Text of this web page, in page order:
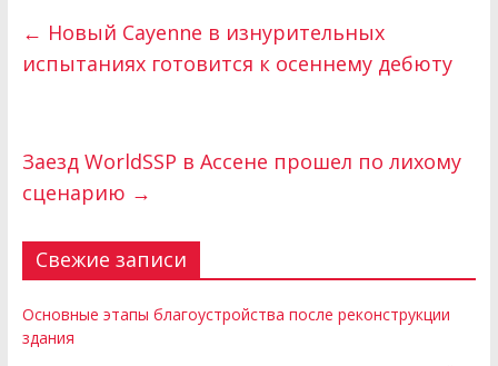
← Новый Cayenne в изнурительных
испытаниях готовится к осеннему дебюту
Заезд WorldSSP в Ассене прошел по лихому
сценарию →
Свежие записи
Основные этапы благоустройства после реконструкции
здания